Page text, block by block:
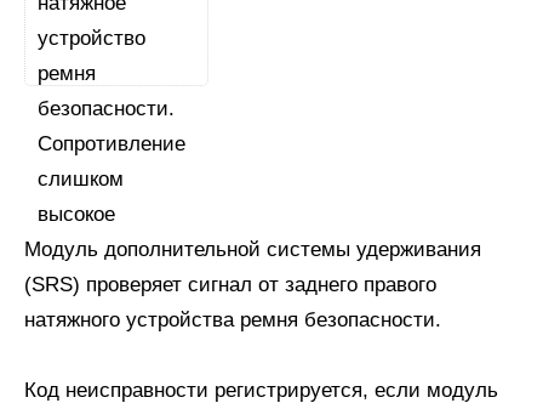
Модуль дополнительной системы удерживания
(SRS) проверяет сигнал от заднего правого
натяжного устройства ремня безопасности.
Код неисправности регистрируется, если модуль